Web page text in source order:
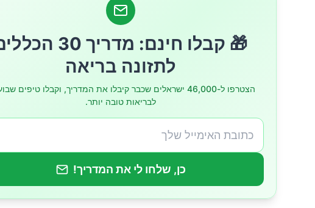
רוצים להכין חלב שקדים בבית? צפו בסרטון:
🎁 קבלו חינם: מדריך 30
לתזונה בריאה
הצטרפו ל-46,000 ישראלים שכבר קיבלו את המדריך, וקבלו טיפים
לבריאות טובה יותר.
כן, שלחו לי את המדריך!